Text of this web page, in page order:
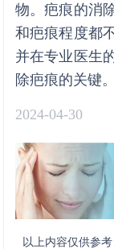
物。疤痕的消
和疤痕程度都
并在专业医生
除疤痕的关键。
2024-04-30
以上内容仅供参考